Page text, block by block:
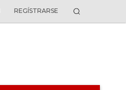
REGÍSTRARSE